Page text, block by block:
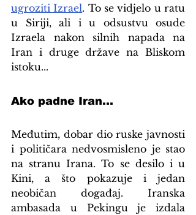
ugroziti Izrael. To se vidjelo u ratu
u Siriji, ali i u odsustvu osude
Izraela nakon silnih napada na
Iran i druge države na Bliskom
istoku...
Ako padne Iran...
Međutim, dobar dio ruske javnosti
i političara nedvosmisleno je stao
na stranu Irana. To se desilo i u
Kini, a što pokazuje i jedan
neobičan događaj. Iranska
ambasada u Pekingu je izdala